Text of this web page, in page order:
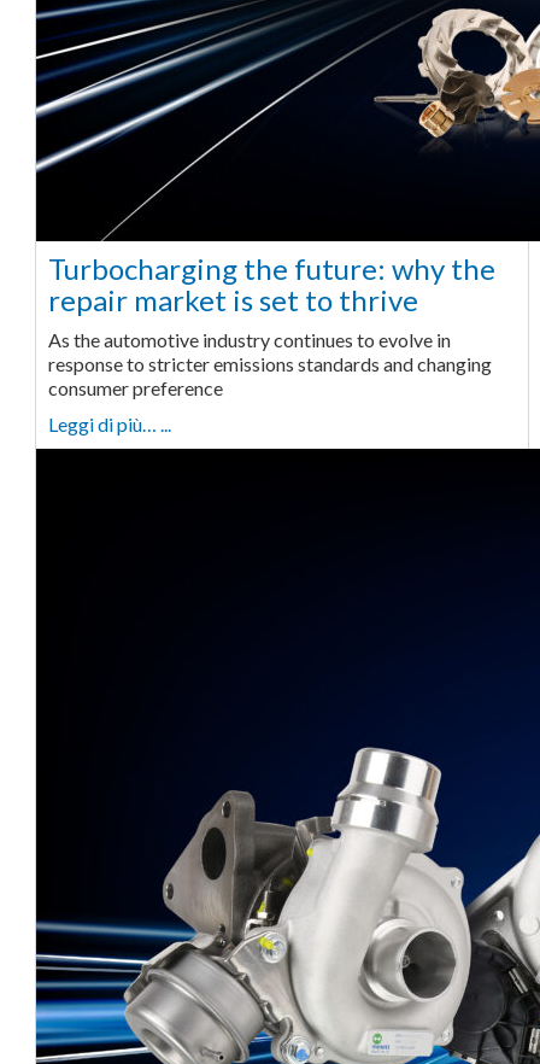
Turbocharging the future: why the
repair market is set to thrive
As the automotive industry continues to evolve in
response to stricter emissions standards and changing
consumer preference
Leggi di più… ...